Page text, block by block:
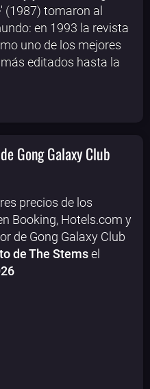
(1987) tomaron al
en 1993 la revista
uno de los mejores
editados hasta la
Gong Galaxy Club
precios de los
Booking, Hotels.com y
de Gong Galaxy Club
de The Stemsel